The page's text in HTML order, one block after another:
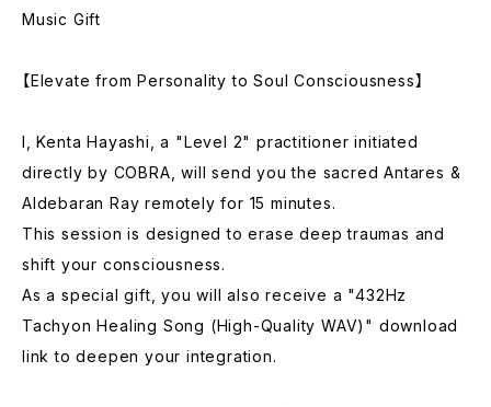
Music Gift
【Elevate from Personality to Soul Consciousness】
I, Kenta Hayashi, a "Level 2" practitioner initiated
directly by COBRA, will send you the sacred Antares &
Aldebaran Ray remotely for 15 minutes.
This session is designed to erase deep traumas and
shift your consciousness.
As a special gift, you will also receive a "432Hz
Tachyon Healing Song (High-Quality WAV)" download
link to deepen your integration.